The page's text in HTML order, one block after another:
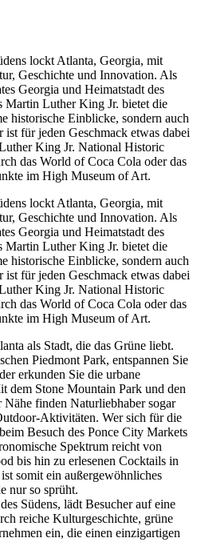
lockt Atlanta, Georgia, mit
Geschichte und Innovation. Als
Georgia und Heimatstadt des
Martin Luther King Jr. bietet die
historische Einblicke, sondern auch
für jeden Geschmack etwas dabei
King Jr. National Historic
das World of Coca Cola oder das
im High Museum of Art.
lockt Atlanta, Georgia, mit
Geschichte und Innovation. Als
Georgia und Heimatstadt des
Martin Luther King Jr. bietet die
historische Einblicke, sondern auch
für jeden Geschmack etwas dabei
King Jr. National Historic
das World of Coca Cola oder das
im High Museum of Art.
als Stadt, die das Grüne liebt.
Piedmont Park, entspannen Sie
erkunden Sie die urbane
dem Stone Mountain Park und den
finden Naturliebhaber sogar
Aktivitäten. Wer sich für die
Besuch des Ponce City Markets
Spektrum reicht von
bis hin zu erlesenen Cocktails in
somit ein außergewöhnliches
nur so sprüht.
Südens, lädt Besucher auf eine
reiche Kulturgeschichte, grüne
ein, die einen einzigartigen